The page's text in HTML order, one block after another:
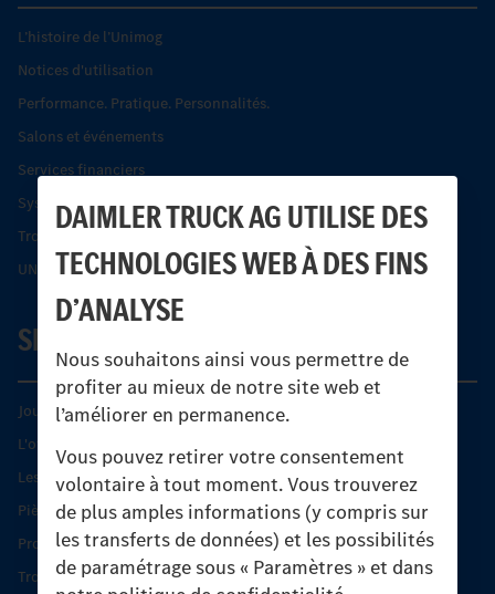
DAIMLER TRUCK AG UTILISE DES
TECHNOLOGIES WEB À DES FINS
D’ANALYSE
Nous souhaitons ainsi vous permettre de
profiter au mieux de notre site web et
l’améliorer en permanence.
Vous pouvez retirer votre consentement
volontaire à tout moment. Vous trouverez
de plus amples informations (y compris sur
les transferts de données) et les possibilités
de paramétrage sous « Paramètres » et dans
L’histoire de l’Unimog
Notices d'utilisation
Performance. Pratique. Personnalités.
Salons et événements
Services financiers
Systèmes de sécurité Econic
Trouver un partenaire
UNI-TOUCH®
SERVICE
Journées diagnostic Technique S.A.V Unimog
L'offre de services Unimog
Les produits phares
Pièces d’origine
Protection et maintien de la valeur
Trouver un partenaire